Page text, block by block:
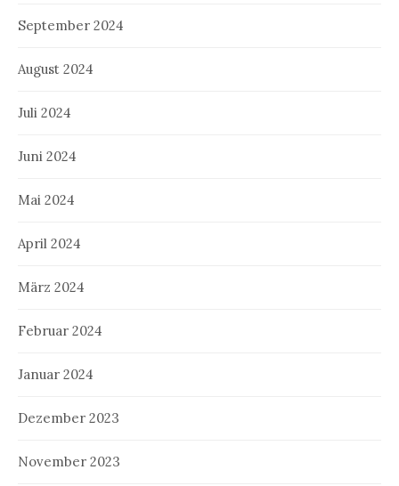
September 2024
August 2024
Juli 2024
Juni 2024
Mai 2024
April 2024
März 2024
Februar 2024
Januar 2024
Dezember 2023
November 2023